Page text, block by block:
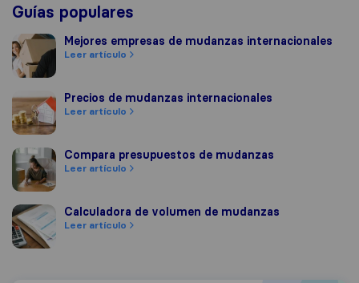
Guías populares
Mejores empresas de mudanzas internacionales
Mejores empresas de mudanzas internacionales
Leer artículo
Precios de mudanzas internacionales
Precios de mudanzas internacionales
Leer artículo
Compara presupuestos de mudanzas
Compara presupuestos de mudanzas
Leer artículo
Calculadora de volumen de mudanzas
Calculadora de volumen de mudanzas
Leer artículo